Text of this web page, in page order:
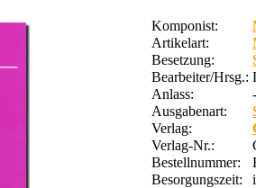
Komponist:
Artikelart:
Besetzung:
Bearbeiter/Hrsg.:
Anlass:
-
Ausgabenart:
Verlag:
Verlag-Nr.:
Bestellnummer:
Besorgungszeit: